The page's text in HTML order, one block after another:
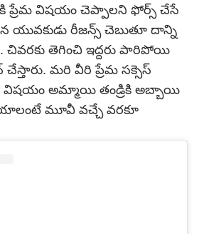
ప్రేమ విషయం చెప్పాలని ఫోర్స్ చేసే
రీజన్స్ చెబుతూ దాన్ని
చివరకు తెగించి ఇద్దరు పారిపోయి
చేస్తారు. మరి వీరి ప్రేమ సక్సెస్
విషయం అమ్మాయి తండ్రికి అబ్బాయి
మూవీ వచ్చే వరకూ